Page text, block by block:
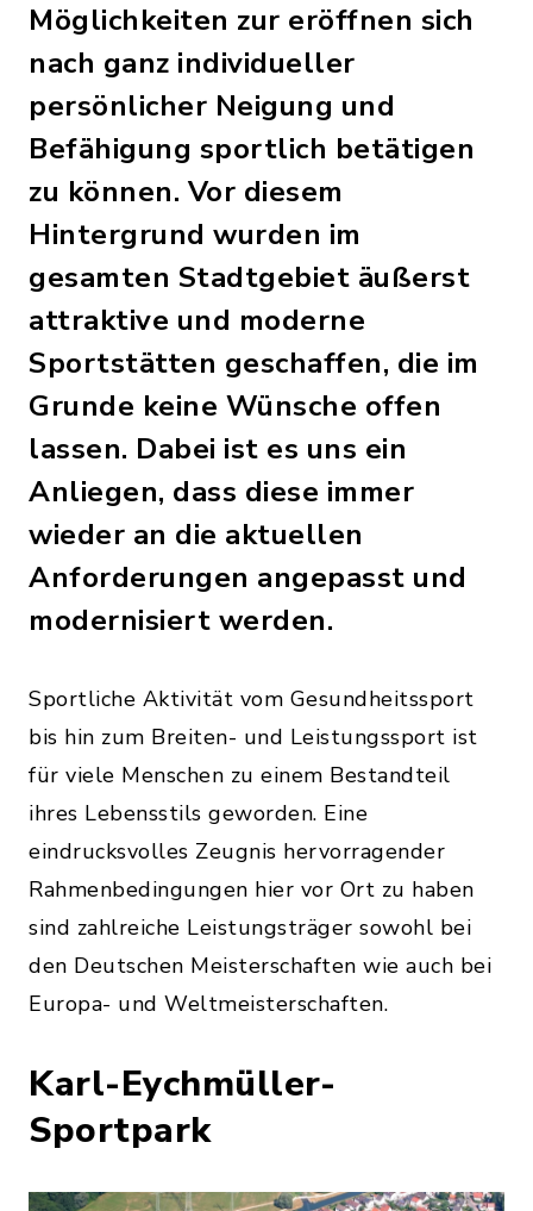
Möglichkeiten zur eröffnen sich
nach ganz individueller
persönlicher Neigung und
Befähigung sportlich betätigen
zu können. Vor diesem
Hintergrund wurden im
gesamten Stadtgebiet äußerst
attraktive und moderne
Sportstätten geschaffen, die im
Grunde keine Wünsche offen
lassen. Dabei ist es uns ein
Anliegen, dass diese immer
wieder an die aktuellen
Anforderungen angepasst und
modernisiert werden.
Sportliche Aktivität vom Gesundheitssport
bis hin zum Breiten- und Leistungssport ist
für viele Menschen zu einem Bestandteil
ihres Lebensstils geworden. Eine
eindrucksvolles Zeugnis hervorragender
Rahmenbedingungen hier vor Ort zu haben
sind zahlreiche Leistungsträger sowohl bei
den Deutschen Meisterschaften wie auch bei
Europa- und Weltmeisterschaften.
Karl-Eychmüller-
Sportpark